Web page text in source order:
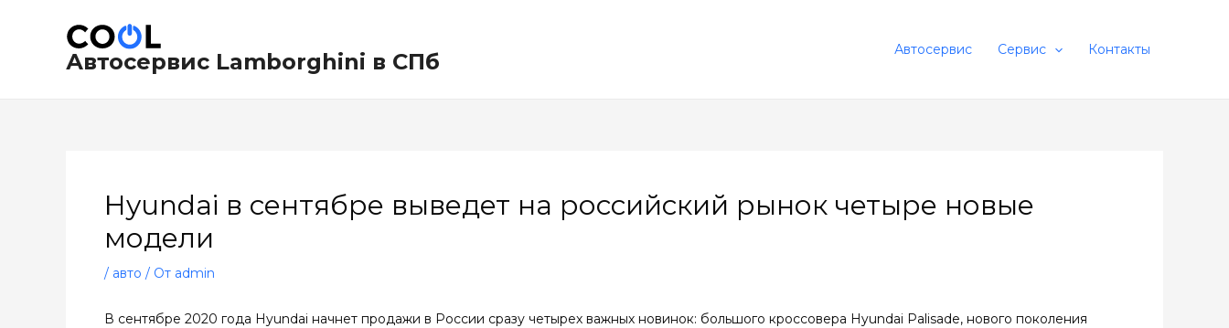
содержимомуАвтосервис Lamborghini в СПб Автосервис Сервис Контакты
Hyundai в сентябре выведет на российский рынок четыре новые
модели
/ авто / От admin
В сентябре 2020 года Hyundai начнет продажи в России сразу четырех важных новинок: большого кроссовера Hyundai Palisade, нового поколения
по
записям